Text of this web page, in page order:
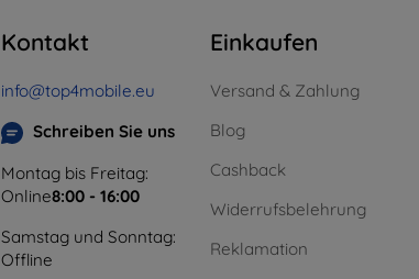
Kontakt
info@top4mobile.eu
Schreiben Sie uns
Montag bis Freitag:
Online8:00 - 16:00
Samstag und Sonntag:
Offline
Einkaufen
Versand & Zahlung
Blog
Cashback
Widerrufsbelehrung
Reklamation